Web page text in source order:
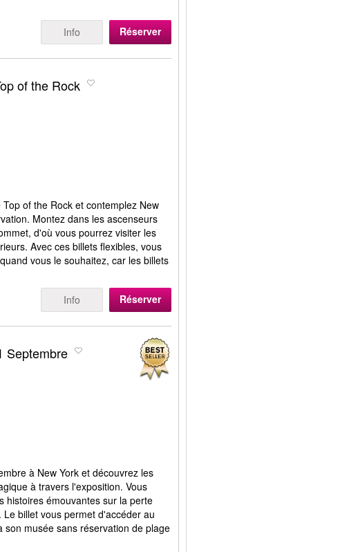
Info Réserver
of the Rock
of the Rock et contemplez New
Montez dans les ascenseurs
d'où vous pourrez visiter les
Avec ces billets flexibles, vous
vous le souhaitez, car les billets
Info Réserver
Septembre
à New York et découvrez les
à travers l'exposition. Vous
histoires émouvantes sur la perte
billet vous permet d'accéder au
son musée sans réservation de plage